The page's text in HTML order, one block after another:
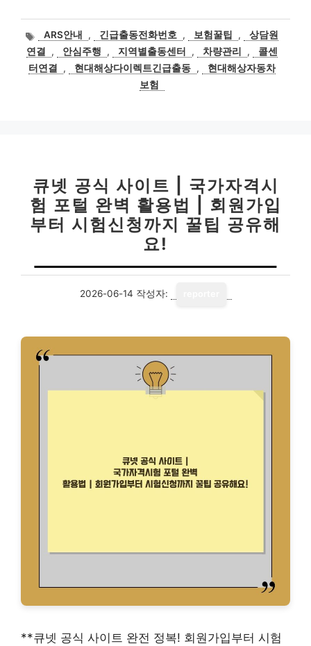
태
그
ARS안내 , 긴급출동전화번호 , 보험꿀팁 ,
상담원
연결
, 안심주행 , 지역별출동센터 , 차량관리 ,
콜센
터연결
, 현대해상다이렉트긴급출동 ,
현대해상자동차
보험
큐넷 공식 사이트 | 국가자격시
험 포털 완벽 활용법 | 회원가입
부터 시험신청까지 꿀팁 공유해
요!
2026-06-14 작성자:
**큐넷 공식 사이트 완전 정복! 회원가입부터 시험